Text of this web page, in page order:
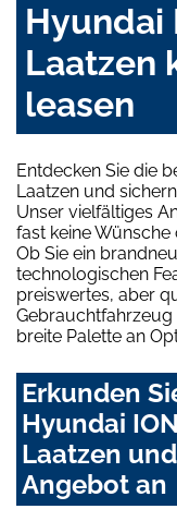
Hyundai
Laatzen
leasen
Entdecken Sie die
Laatzen und
Unser vielfältiges
fast keine Wünsche
Ob Sie ein
technologischen
preiswertes, aber
Gebrauchtfahrzeug
breite Palette an
Erkunden
Hyundai
Laatzen
Angebot an